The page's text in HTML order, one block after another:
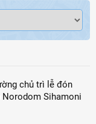
chủ trì lễ đón
Norodom Sihamoni